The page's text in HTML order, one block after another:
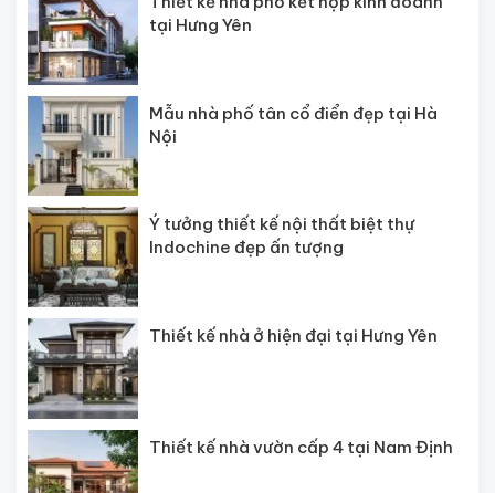
tại Hưng Yên
Mẫu nhà phố tân cổ điển đẹp tại Hà
Nội
Ý tưởng thiết kế nội thất biệt thự
Indochine đẹp ấn tượng
Thiết kế nhà ở hiện đại tại Hưng Yên
Thiết kế nhà vườn cấp 4 tại Nam Định